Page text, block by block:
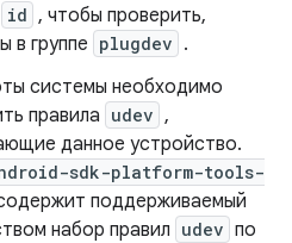
id , чтобы проверить,
в группе plugdev .
системы необходимо
правила udev ,
данное устройство.
sdk-platform-tools-
поддерживаемый
набор правил udev по